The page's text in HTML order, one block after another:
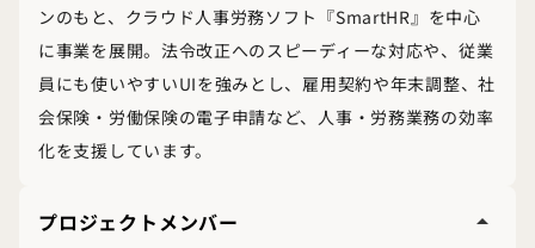
ンのもと、クラウド人事労務ソフト『SmartHR』を中心
に事業を展開。法令改正へのスピーディーな対応や、従業
員にも使いやすいUIを強みとし、雇用契約や年末調整、社
会保険・労働保険の電子申請など、人事・労務業務の効率
化を支援しています。
プロジェクトメンバー arrow_drop_up